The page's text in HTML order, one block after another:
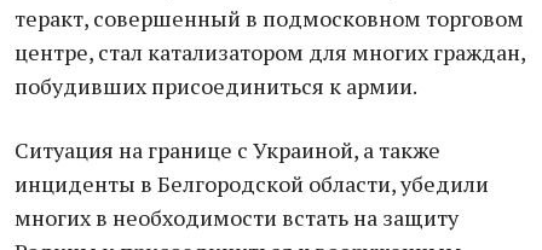
теракт, совершенный в подмосковном торговом
центре, стал катализатором для многих граждан,
побудивших присоединиться к армии.
Ситуация на границе с Украиной, а также
инциденты в Белгородской области, убедили
многих в необходимости встать на защиту